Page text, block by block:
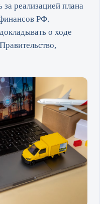
реализацией плана
РФ.
о ходе